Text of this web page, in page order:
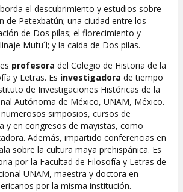
el descubrimiento y estudios sobre
de Petexbatún; una ciudad entre los
de Dos pilas; el florecimiento y
Mutu´l; y la caída de Dos pilas.
profesora del Colegio de Historia de la
y Letras. Es investigadora de tiempo
de Investigaciones Históricas de la
Autónoma de México, UNAM, México.
simposios, cursos de
y en congresos de mayistas, como
Además, impartido conferencias en
sobre la cultura maya prehispánica. Es
por la Facultad de Filosofía y Letras de
UNAM, maestra y doctora en
por la misma institución.